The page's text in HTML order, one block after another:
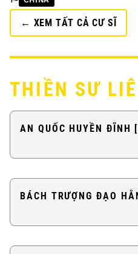
← XEM TẤT CẢ CƯ SĨ
THIỀN SƯ
AN QUỐC HUYỀN ĐĨNH
BÁCH TRƯỢNG ĐẠO